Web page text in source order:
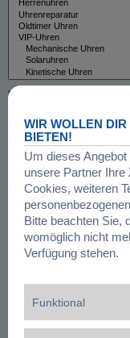
Unterforen durchsuchen:
Innerhalb suchen:
Betreff und Text der Beiträge
Nur im Text der Beiträge
Nur im Betreff der Themen
Nur im ersten Beitrag der
Ergebnisse anzeigen als:
Beiträge
Themen
Ergebnisse sortieren nach:
Die ersten:
WIR WOLLEN
BIETEN!
Um dieses
unsere Partner
Cookies, weiteren
Bitte beachten Sie,
womöglich nicht
Verfügung stehen.
Funktional